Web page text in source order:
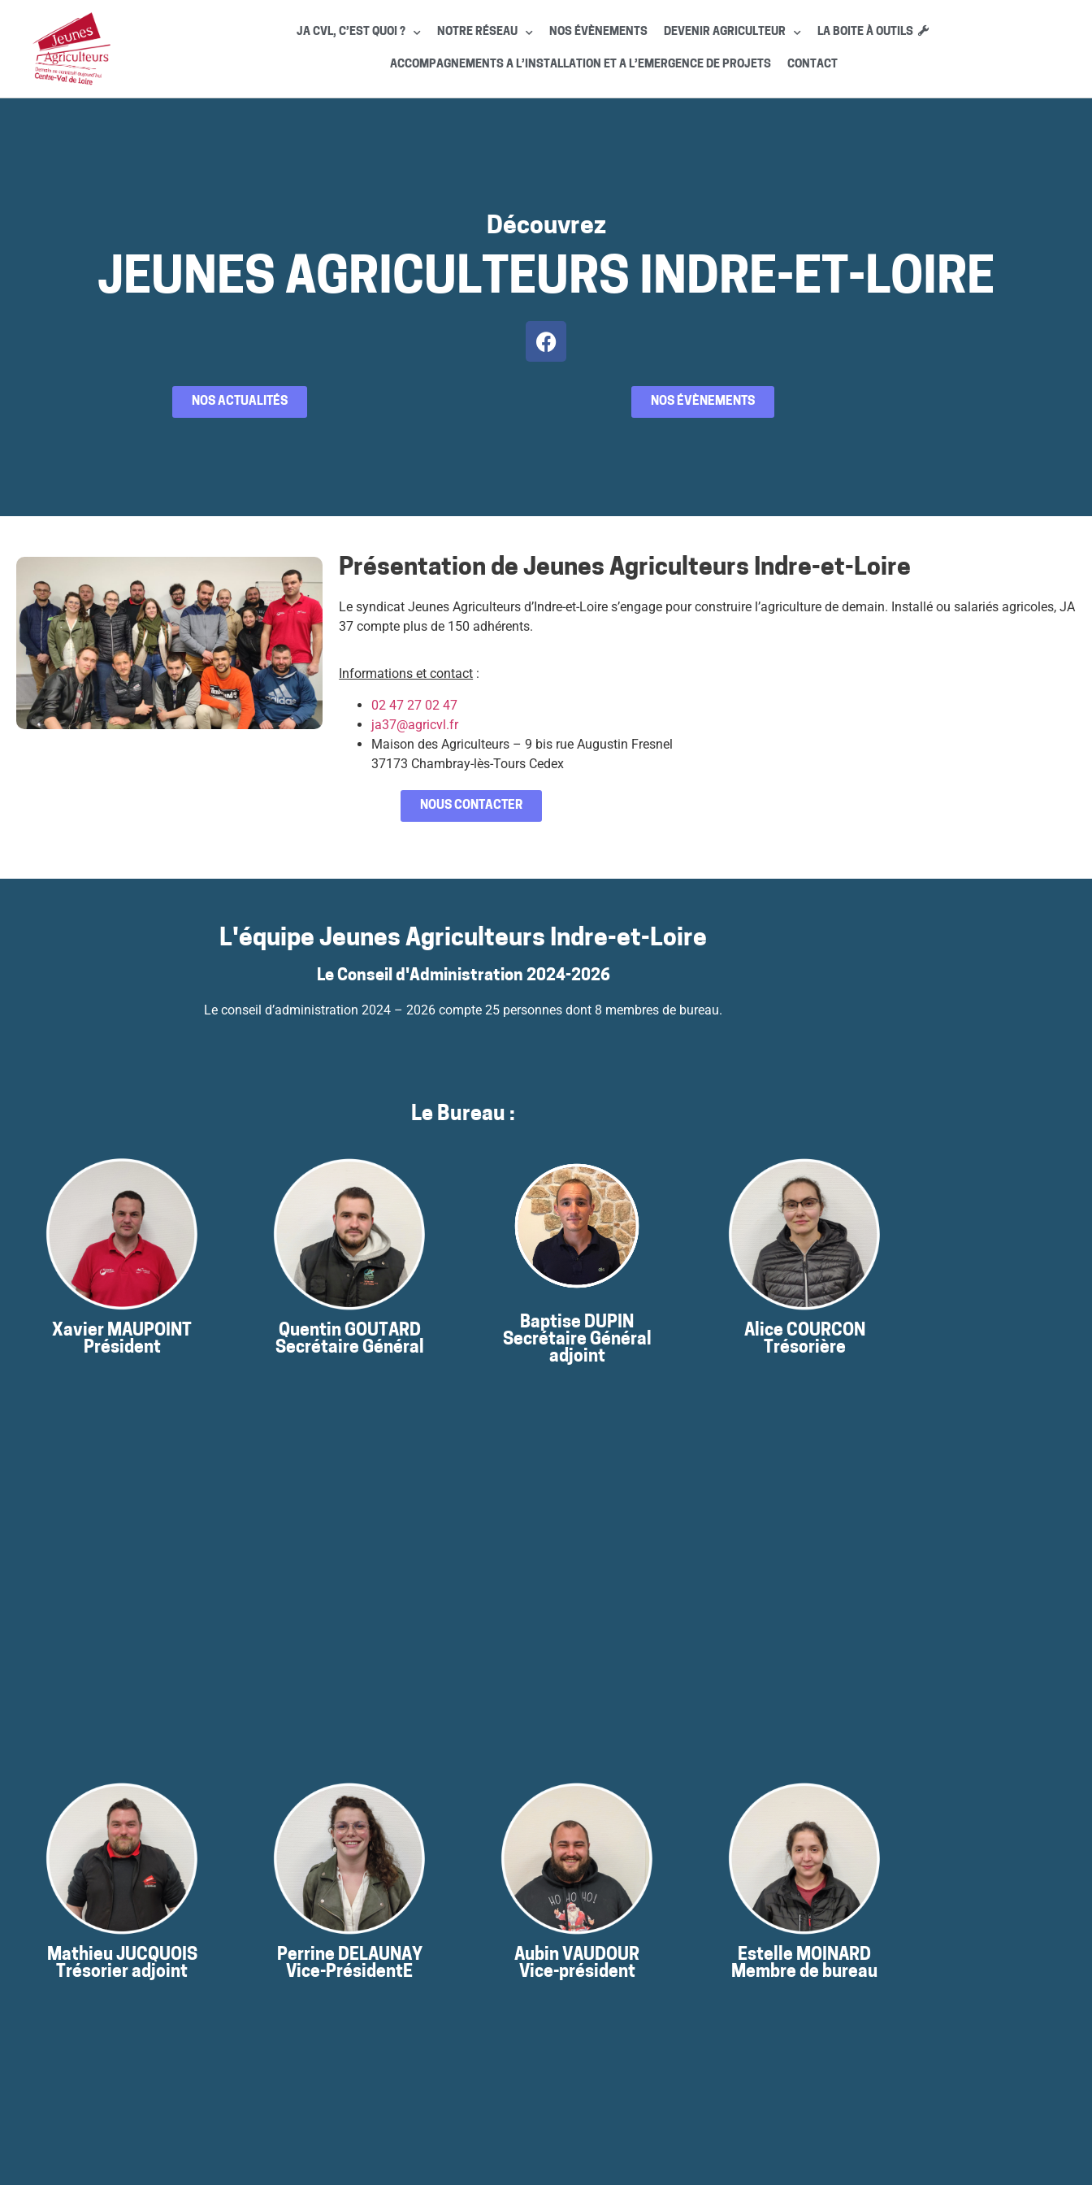
JA CVL, C’EST QUOI ? NOTRE RÉSEAU NOS ÉVÈNEMENTS DEVENIR AGRICULTEUR LA BOITE À OUTILS
ACCOMPAGNEMENTS A L’INSTALLATION ET A L’EMERGENCE DE PROJETS CONTACT
Découvrez
JEUNES AGRICULTEURS INDRE-ET-LOIRE
NOS ACTUALITÉS NOS ÉVÈNEMENTS
Présentation de Jeunes Agriculteurs Indre-et-Loire
Le syndicat Jeunes Agriculteurs d’Indre-et-Loire s’engage pour construire l’agriculture de demain. Installé ou salariés agricoles, JA
37 compte plus de 150 adhérents.
Informations et contact :
02 47 27 02 47
ja37@agricvl.fr
Maison des Agriculteurs – 9 bis rue Augustin Fresnel
37173 Chambray-lès-Tours Cedex
NOUS CONTACTER
L'équipe Jeunes Agriculteurs Indre-et-Loire
Le Conseil d'Administration 2024-2026
Le conseil d’administration 2024 – 2026 compte 25 personnes dont 8 membres de bureau.
Le Bureau :
Xavier MAUPOINT
Président
Ses coordonnées :
06
Contact
Mathieu JUCQUOIS
Trésorier adjoint
Ses coordonnées ne sont
pas disponibles pour le
moment
Quentin GOUTARD
Secrétaire Général
Ses coordonnées :
06
Contact
Perrine DELAUNAY
Vice-PrésidentE
Ses coordonnées ne sont
pas disponibles pour le
moment
Baptise DUPIN
Secrétaire Général
adjoint
Ses coordonnées ne sont
pas disponibles pour le
moment
Aubin VAUDOUR
Vice-président
Ses coordonnées ne sont
pas disponibles pour le
moment
Alice COURCON
Trésorière
Ses coordonnées ne sont
pas disponibles pour le
moment
Estelle MOINARD
Membre de bureau
Ses coordonnées ne sont
pas disponibles pour le
moment